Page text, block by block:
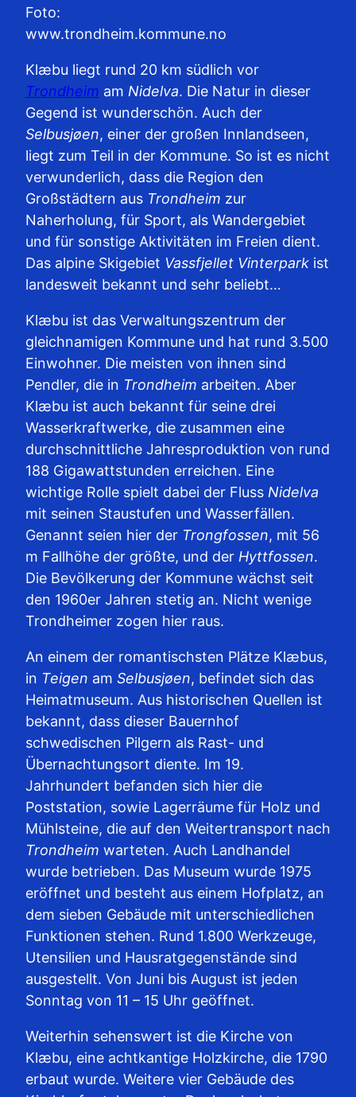
Foto:
www.trondheim.kommune.no
Klæbu liegt rund 20 km südlich vor
Trondheim am Nidelva. Die Natur in dieser
Gegend ist wunderschön. Auch der
Selbusjøen, einer der großen Innlandseen,
liegt zum Teil in der Kommune. So ist es nicht
verwunderlich, dass die Region den
Großstädtern aus Trondheim zur
Naherholung, für Sport, als Wandergebiet
und für sonstige Aktivitäten im Freien dient.
Das alpine Skigebiet Vassfjellet Vinterpark ist
landesweit bekannt und sehr beliebt…
Klæbu ist das Verwaltungszentrum der
gleichnamigen Kommune und hat rund 3.500
Einwohner. Die meisten von ihnen sind
Pendler, die in Trondheim arbeiten. Aber
Klæbu ist auch bekannt für seine drei
Wasserkraftwerke, die zusammen eine
durchschnittliche Jahresproduktion von rund
188 Gigawattstunden erreichen. Eine
wichtige Rolle spielt dabei der Fluss Nidelva
mit seinen Staustufen und Wasserfällen.
Genannt seien hier der Trongfossen, mit 56
m Fallhöhe der größte, und der Hyttfossen.
Die Bevölkerung der Kommune wächst seit
den 1960er Jahren stetig an. Nicht wenige
Trondheimer zogen hier raus.
An einem der romantischsten Plätze Klæbus,
in Teigen am Selbusjøen, befindet sich das
Heimatmuseum. Aus historischen Quellen ist
bekannt, dass dieser Bauernhof
schwedischen Pilgern als Rast- und
Übernachtungsort diente. Im 19.
Jahrhundert befanden sich hier die
Poststation, sowie Lagerräume für Holz und
Mühlsteine, die auf den Weitertransport nach
Trondheim warteten. Auch Landhandel
wurde betrieben. Das Museum wurde 1975
eröffnet und besteht aus einem Hofplatz, an
dem sieben Gebäude mit unterschiedlichen
Funktionen stehen. Rund 1.800 Werkzeuge,
Utensilien und Hausratgegenstände sind
ausgestellt. Von Juni bis August ist jeden
Sonntag von 11 – 15 Uhr geöffnet.
Weiterhin sehenswert ist die Kirche von
Klæbu, eine achtkantige Holzkirche, die 1790
erbaut wurde. Weitere vier Gebäude des